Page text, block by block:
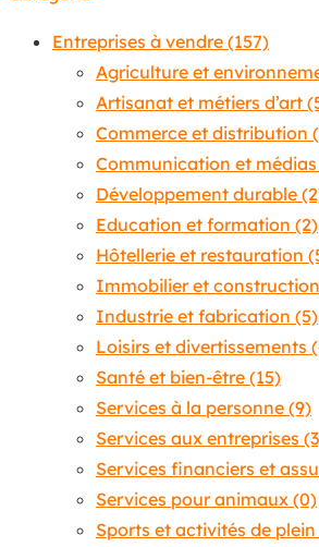
Entreprises à vendre (157)
Agriculture et
Artisanat et métiers d’art
Commerce et distribution
Communication et médias
Développement durable
Education et formation (2)
Hôtellerie et restauration
Immobilier et construction
Industrie et fabrication (5)
Loisirs et divertissements
Santé et bien-être (15)
Services à la personne (9)
Services aux entreprises
Services financiers et
Services pour animaux (0)
Sports et activités de